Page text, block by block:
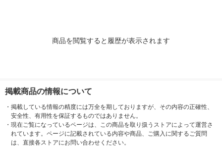
商品を閲覧すると履歴が表示されます
掲載商品の情報について
・ 掲載している情報の精度には万全を期しておりますが、その内容の正確性、
安全性、有用性を保証するものではありません。
・ 現在ご覧になっているページは、この商品を取り扱うストアによって運営さ
れています。ページに記載されている内容や商品、ご購入に関するご質問
は、直接各ストアにお問い合わせください。